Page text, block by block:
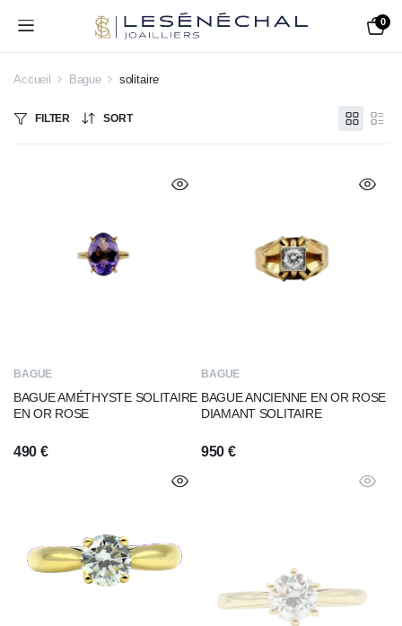
0
Accueil Bague solitaire
FILTER SORT
BAGUE
BAGUE AMÉTHYSTE SOLITAIRE
EN OR ROSE
490 €
BAGUE
BAGUE ANCIENNE EN OR ROSE
DIAMANT SOLITAIRE
950 €